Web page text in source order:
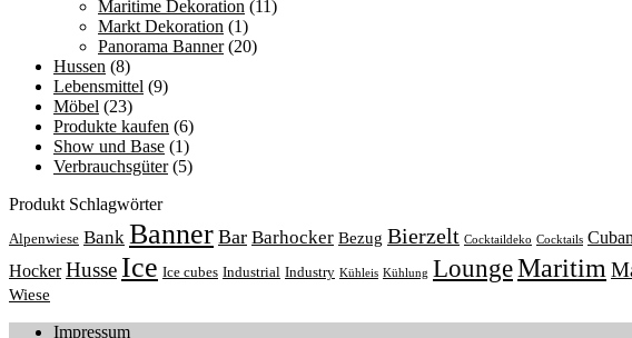
Maritime Dekoration (11)
Markt Dekoration (1)
Panorama Banner (20)
Hussen (8)
Lebensmittel (9)
Möbel (23)
Produkte kaufen (6)
Show und Base (1)
Verbrauchsgüter (5)
Produkt Schlagwörter
Alpenwiese Bank Banner Bar Barhocker Bezug Bierzelt Cocktaildeko Cocktails
Hocker Husse Ice Ice cubes Industrial Industry Kühleis Kühlung LoungeMaritim
Wiese
Impressum